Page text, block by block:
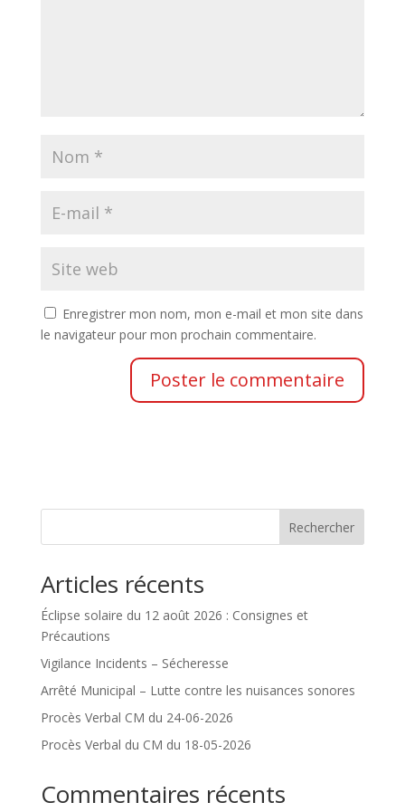
Enregistrer mon nom, mon e-mail et mon site dans
le navigateur pour mon prochain commentaire.
Rechercher
Articles récents
Éclipse solaire du 12 août 2026 : Consignes et
Précautions
Vigilance Incidents – Sécheresse
Arrêté Municipal – Lutte contre les nuisances sonores
Procès Verbal CM du 24-06-2026
Procès Verbal du CM du 18-05-2026
Commentaires récents